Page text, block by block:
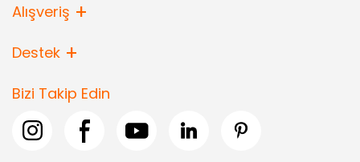
Alışveriş
Destek
Bizi Takip Edin